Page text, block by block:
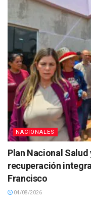
NACIONALES
Plan Nacional Salud
recuperación
Francisco
04/08/2026